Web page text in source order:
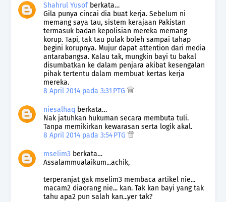
Shahrul Yusofberkata…
Gila punya cincai dia buat kerja. Sebelum ni
memang saya tau, sistem kerajaan Pakistan
termasuk badan kepolisian mereka memang
korup. Tapi, tak tau pulak boleh sampai tahap
begini korupnya. Mujur dapat attention dari media
antarabangsa. Kalau tak, mungkin bayi tu bakal
disumbatkan ke dalam penjara akibat kesengalan
pihak tertentu dalam membuat kertas kerja
mereka.
8 April 2014 pada 3:31 PTG
niesalhaq berkata…
Nak jatuhkan hukuman secara membuta tuli.
Tanpa memikirkan kewarasan serta logik akal.
8 April 2014 pada 3:54 PTG
mselim3 berkata…
Assalammualaikum...achik,
terperanjat gak mselim3 membaca artikel nie...
macam2 diaorang nie... kan. Tak kan bayi yang tak
tahu apa2 pun salah kan...yer tak?